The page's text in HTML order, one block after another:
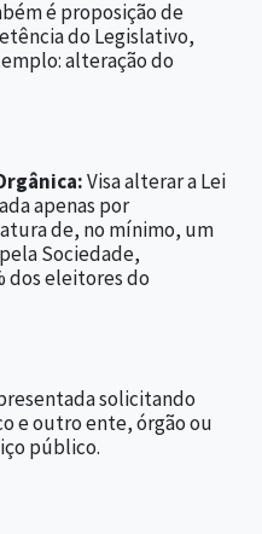
é proposição de
do Legislativo,
alteração do
Visa alterar a Lei
apenas por
de, no mínimo, um
Sociedade,
dos eleitores do
solicitando
e outro ente, órgão ou
público.